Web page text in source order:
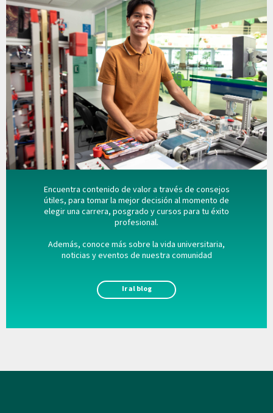
Encuentra contenido de valor a través de consejos
útiles, para tomar la mejor decisión al momento de
elegir una carrera, posgrado y cursos para tu éxito
profesional.
Además, conoce más sobre la vida universitaria,
noticias y eventos de nuestra comunidad
Ir al blog